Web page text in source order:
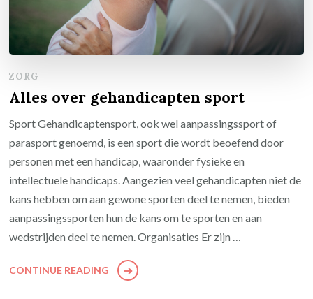
ZORG
Alles over gehandicapten sport
Sport Gehandicaptensport, ook wel aanpassingssport of
parasport genoemd, is een sport die wordt beoefend door
personen met een handicap, waaronder fysieke en
intellectuele handicaps. Aangezien veel gehandicapten niet de
kans hebben om aan gewone sporten deel te nemen, bieden
aanpassingssporten hun de kans om te sporten en aan
wedstrijden deel te nemen. Organisaties Er zijn …
CONTINUE READING